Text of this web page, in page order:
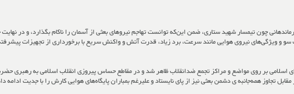
چون تیمسار شهید ستاری، ضمن این‌که توانست تهاجم نیروهای بعثی از آسمان را ناکام بگذارد، و در
و ویژگی‌های نیروی هوایی مانند سرعت، برد زیاد، قدرت آتش و واکنش سریع با برخورداری از تجهیزات پیشرفته
اسلامی بر روی مواضع و مراکز تجمع ضدانقلاب ظاهر شد و در مقاطع حساس پیروزی انقلاب اسلامی به رهبری
تجاوز همه‌جانبه ی دشمن بعثی نیز از پای نایستاد و علیرغم بمباران پایگاه‌های هوایی کارش را با جدیت ادامه